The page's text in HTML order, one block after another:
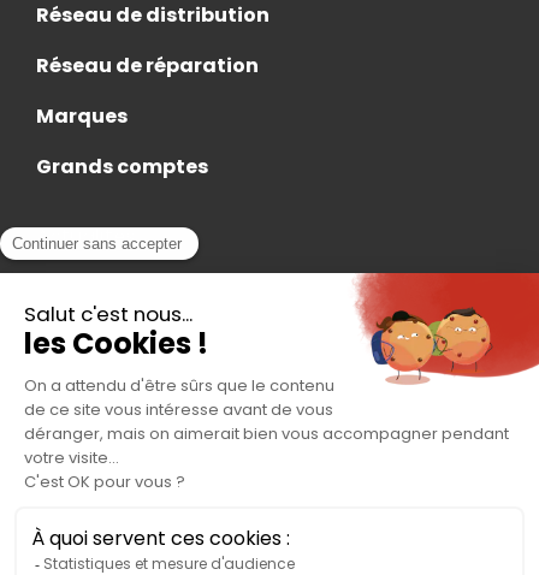
Réseau de distribution
Réseau de réparation
Marques
Grands comptes
Actualités
Contact
Accès Adhérent